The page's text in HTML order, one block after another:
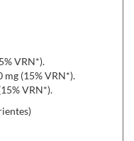
VRN*).
mg (15% VRN*).
VRN*).